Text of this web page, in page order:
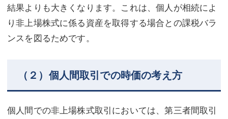
結果よりも大きくなります。これは、個人が相続によ
り非上場株式に係る資産を取得する場合との課税バラ
ンスを図るためです。
（２）個人間取引での時価の考え方
個人間での非上場株式取引においては、第三者間取引